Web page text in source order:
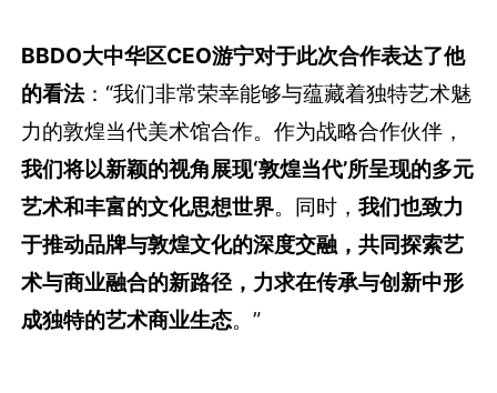
BBDO大中华区CEO游宁对于此次合作表达了他
的看法：“我们非常荣幸能够与蕴藏着独特艺术魅
力的敦煌当代美术馆合作。作为战略合作伙伴，
我们将以新颖的视角展现‘敦煌当代’所呈现的多元
艺术和丰富的文化思想世界。同时，我们也致力
于推动品牌与敦煌文化的深度交融，共同探索艺
术与商业融合的新路径，力求在传承与创新中形
成独特的艺术商业生态。”